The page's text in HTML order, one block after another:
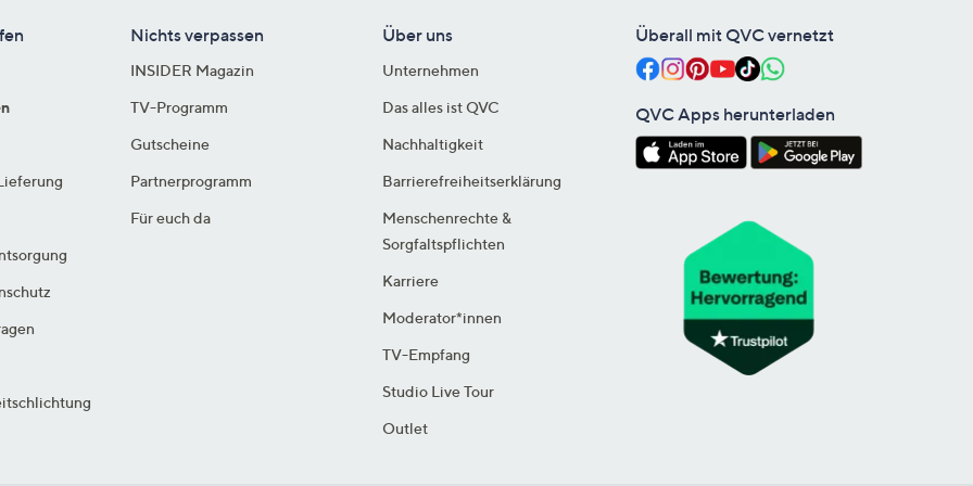
Nichts verpassen
INSIDER Magazin
TV-Programm
Gutscheine
Partnerprogramm
Für euch da
Über uns
Unternehmen
Das alles ist QVC
Nachhaltigkeit
Barrierefreiheitserklärung
Menschenrechte &
Sorgfaltspflichten
Karriere
Moderator*innen
TV-Empfang
Studio Live Tour
Outlet
Überall mit QVC vernetzt
QVC Apps herunterladen